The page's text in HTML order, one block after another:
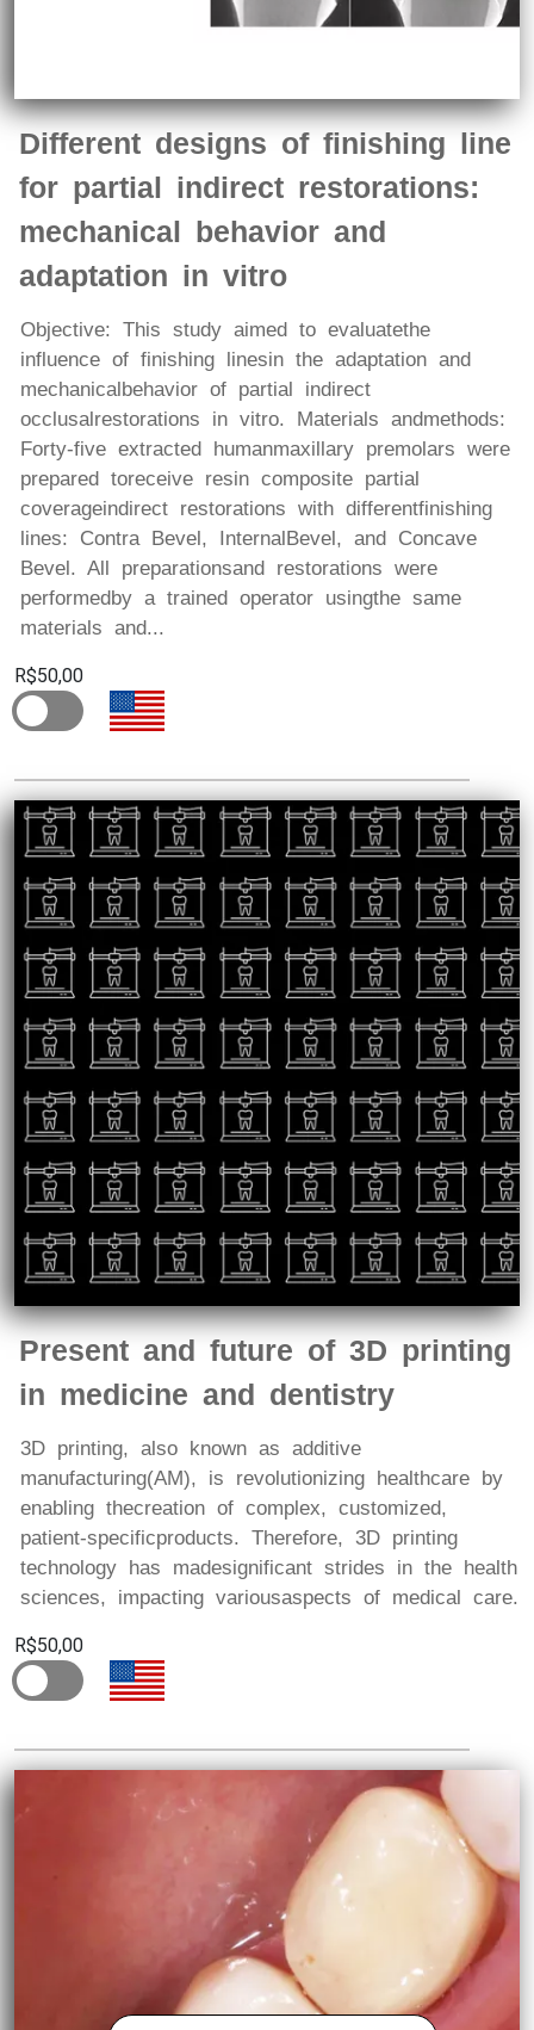
Different designs of finishing line
for partial indirect restorations:
mechanical behavior and
adaptation in vitro
Objective: This study aimed to evaluatethe
influence of finishing linesin the adaptation and
mechanicalbehavior of partial indirect
occlusalrestorations in vitro. Materials andmethods:
Forty-five extracted humanmaxillary premolars were
prepared toreceive resin composite partial
coverageindirect restorations with differentfinishing
lines: Contra Bevel, InternalBevel, and Concave
Bevel. All preparationsand restorations were
performedby a trained operator usingthe same
materials and...
R$50,00
Present and future of 3D printing
in medicine and dentistry
3D printing, also known as additive
manufacturing(AM), is revolutionizing healthcare by
enabling thecreation of complex, customized,
patient-specificproducts. Therefore, 3D printing
technology has madesignificant strides in the health
sciences, impacting variousaspects of medical care.
R$50,00